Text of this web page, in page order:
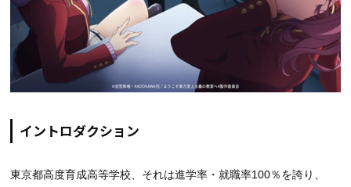
イントロダクション
東京都高度育成高等学校、それは進学率・就職率100％を誇り、